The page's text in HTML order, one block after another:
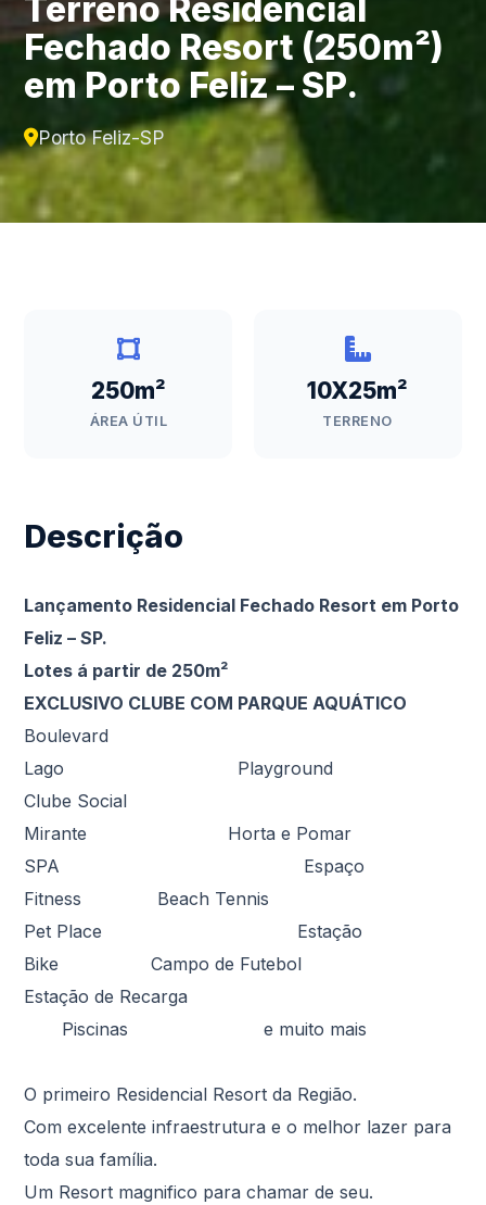
Terreno Residencial
Fechado Resort (250m²)
em Porto Feliz – SP.
Porto Feliz-SP
250m²
ÁREA ÚTIL
10X25m²
TERRENO
Descrição
Lançamento Residencial Fechado Resort em Porto
Feliz – SP.
Lotes á partir de 250m²
EXCLUSIVO CLUBE COM PARQUE AQUÁTICO
Boulevard
Lago Playground
Clube Social
Mirante Horta e Pomar
SPA Espaço
Fitness Beach Tennis
Pet Place Estação
Bike Campo de Futebol
Estação de Recarga
Piscinas e muito mais
O primeiro Residencial Resort da Região.
Com excelente infraestrutura e o melhor lazer para
toda sua família.
Um Resort magnifico para chamar de seu.